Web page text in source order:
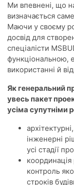
Ми впевнені, що
визначається
Маючи у своєму
досвід для
спеціалісти
функціональною,
використанні й
Як генеральний
увесь пакет
усіма супутніми
інженерні
усі стадії
координація
контроль
строків